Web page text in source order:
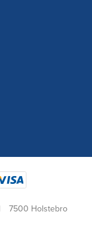
7500 Holstebro